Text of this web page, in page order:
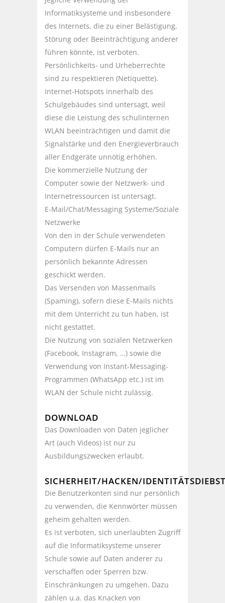
Informatiksysteme und insbesondere
des Internets, die zu einer Belästigung,
Störung oder Beeinträchtigung anderer
führen könnte, ist verboten.
Persönlichkeits- und Urheberrechte
sind zu respektieren (Netiquette).
Internet-Hotspots innerhalb des
Schulgebäudes sind untersagt, weil
diese die Leistung des schulinternen
WLAN beeinträchtigen und damit die
Signalstärke und den Energieverbrauch
aller Endgeräte unnötig erhöhen.
Die kommerzielle Nutzung der
Computer sowie der Netzwerk- und
Internetressourcen ist untersagt.
E-Mail/Chat/Messaging Systeme/Soziale
Netzwerke
Von den in der Schule verwendeten
Computern dürfen E-Mails nur an
persönlich bekannte Adressen
geschickt werden.
Das Versenden von Massenmails
(Spaming), sofern diese E-Mails nichts
mit dem Unterricht zu tun haben, ist
nicht gestattet.
Die Nutzung von sozialen Netzwerken
(Facebook, Instagram, …) sowie die
Verwendung von Instant-Messaging-
Programmen (WhatsApp etc.) ist im
WLAN der Schule nicht zulässig.
DOWNLOAD
Das Downloaden von Daten jeglicher
Art (auch Videos) ist nur zu
Ausbildungszwecken erlaubt.
SICHERHEIT/HACKEN/
Die Benutzerkonten sind nur persönlich
zu verwenden, die Kennwörter müssen
geheim gehalten werden.
Es ist verboten, sich unerlaubten Zugriff
auf die Informatiksysteme unserer
Schule sowie auf Daten anderer zu
verschaffen oder Sperren bzw.
Einschränkungen zu umgehen. Dazu
zählen u.a. das Knacken von